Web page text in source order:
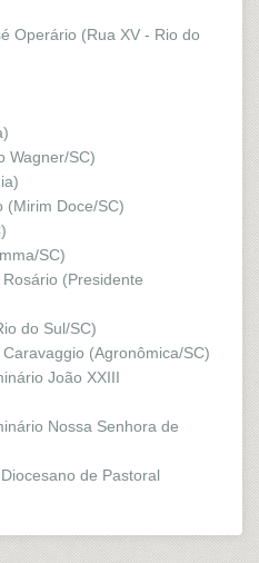
Operário (Rua XV - Rio do
Wagner/SC)
(Mirim Doce/SC)
SC)
(Presidente
do Sul/SC)
(Agronômica/SC)
João XXIII
Nossa Senhora de
de Pastoral